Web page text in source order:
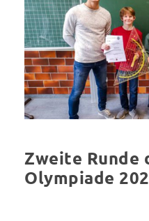
Zweite Runde
Olympiade